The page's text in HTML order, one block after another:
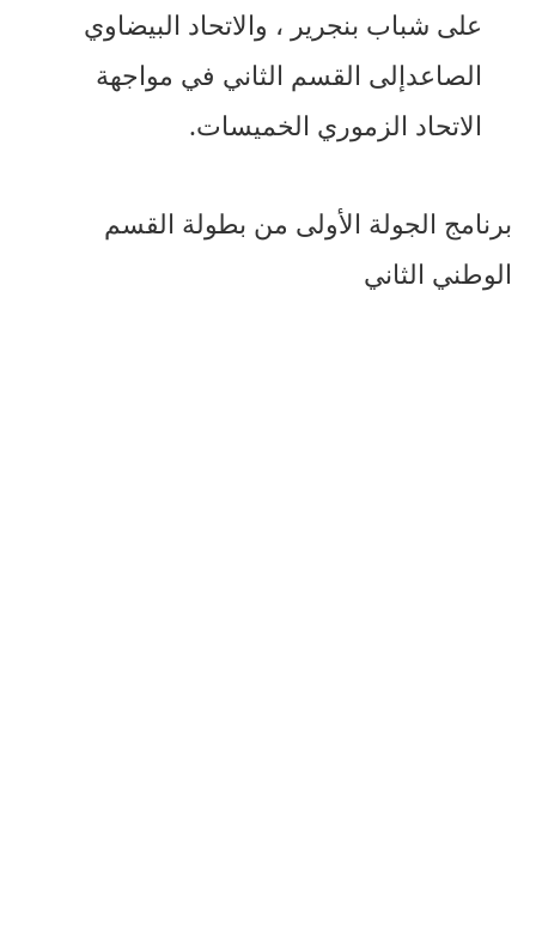
على شباب بنجرير ، والاتحاد البيضاوي
الصاعدإلى القسم الثاني في مواجهة
الاتحاد الزموري الخميسات.
برنامج الجولة الأولى من بطولة القسم
الوطني الثاني